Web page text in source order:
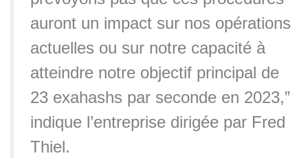
auront un impact sur nos opérations
actuelles ou sur notre capacité à
atteindre notre objectif principal de
23 exahashs par seconde en 2023,”
indique l’entreprise dirigée par Fred
Thiel.